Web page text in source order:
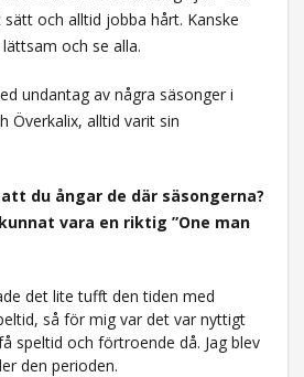
och alltid jobba hårt. Kanske
och se alla.
undantag av några säsonger i
Överkalix, alltid varit sin
du ångar de där säsongerna?
vara en riktig ”One man
det lite tufft den tiden med
så för mig var det var nyttigt
speltid och förtroende då. Jag blev
den perioden.